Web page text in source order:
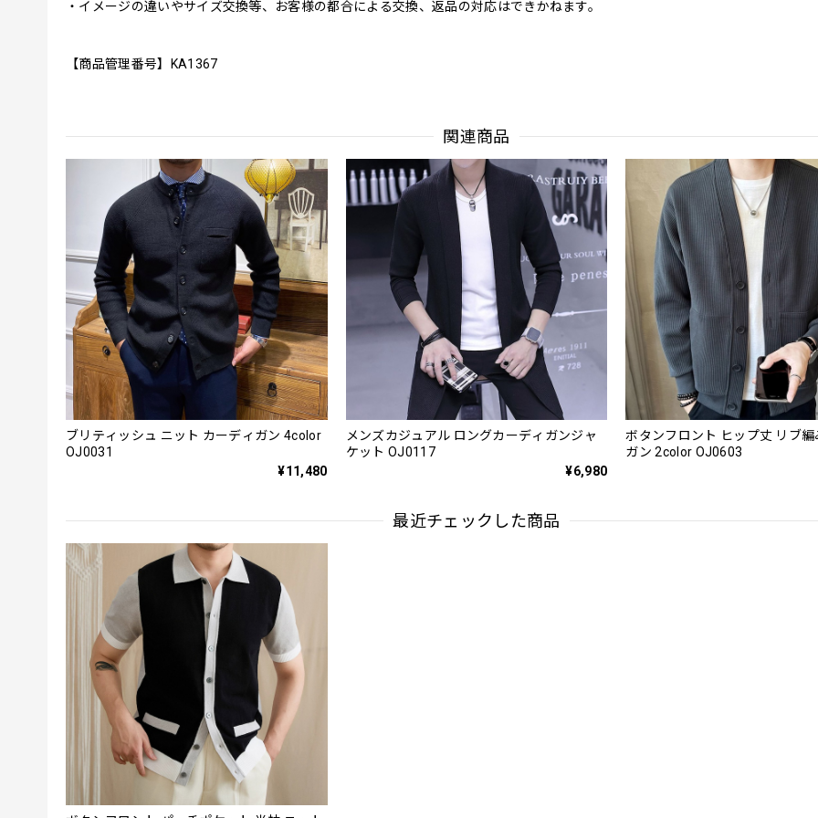
・イメージの違いやサイズ交換等、お客様の都合による交換、返品の対応はできかねます。
【商品管理番号】KA1367
関連商品
ブリティッシュ ニット カーディガン 4color
OJ0031
¥11,480
メンズカジュアル ロングカーディガンジャ
ケット OJ0117
¥6,980
ボタンフロント ヒップ丈 リブ
ガン 2color OJ0603
最近チェックした商品